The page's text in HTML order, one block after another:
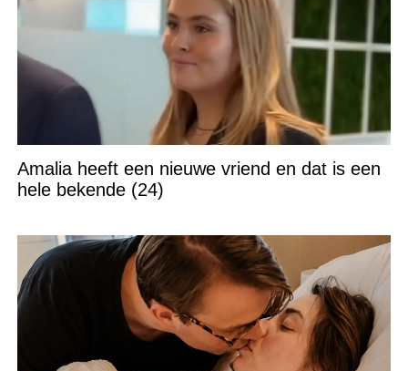
Amalia heeft een nieuwe vriend en dat is een
hele bekende (24)